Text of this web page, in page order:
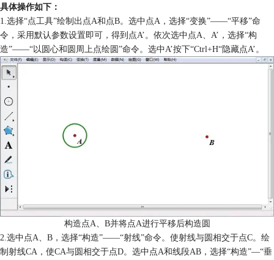
具体操作如下：
1.选择“点工具”绘制出点A和点B。选中点A，选择“变换”——“平移”命
令，采用默认参数设置即可，得到点A’。依次选中点A、A’，选择“构
造”——“以圆心和圆周上点绘圆”命令。选中A’按下“Ctrl+H“隐藏点A’。
构造点A、B并将点A进行平移后构造圆
2.选中点A、B，选择“构造”——“射线”命令。使射线与圆相交于点C。绘
制射线CA，使CA与圆相交于点D。选中点A和线段AB，选择“构造”—“垂